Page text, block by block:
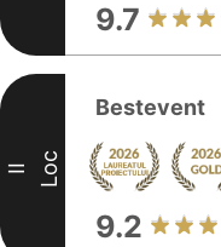
9.7
II Loc
Bestevent
9.2